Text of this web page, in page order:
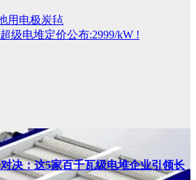
用电极炭毡
级电堆定价公布:2999/kW !
决：这5家百千瓦级电堆企业引领长